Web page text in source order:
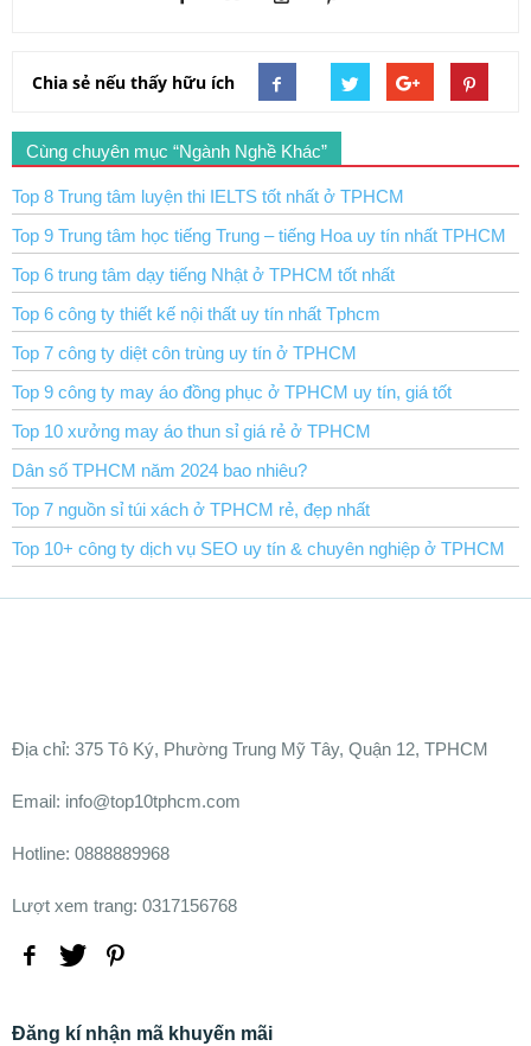
Chia sẻ nếu thấy hữu ích
Cùng chuyên mục “Ngành Nghề Khác”
Top 8 Trung tâm luyện thi IELTS tốt nhất ở TPHCM
Top 9 Trung tâm học tiếng Trung – tiếng Hoa uy tín nhất TPHCM
Top 6 trung tâm dạy tiếng Nhật ở TPHCM tốt nhất
Top 6 công ty thiết kế nội thất uy tín nhất Tphcm
Top 7 công ty diệt côn trùng uy tín ở TPHCM
Top 9 công ty may áo đồng phục ở TPHCM uy tín, giá tốt
Top 10 xưởng may áo thun sỉ giá rẻ ở TPHCM
Dân số TPHCM năm 2024 bao nhiêu?
Top 7 nguồn sỉ túi xách ở TPHCM rẻ, đẹp nhất
Top 10+ công ty dịch vụ SEO uy tín & chuyên nghiệp ở TPHCM
Ðịa chỉ: 375 Tô Ký, Phường Trung Mỹ Tây, Quận 12, TPHCM
Email: info@top10tphcm.com
Hotline: 0888889968
Lượt xem trang: 0317156768
Đăng kí nhận mã khuyến mãi